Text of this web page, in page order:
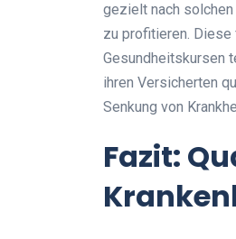
gezielt nach solchen
zu profitieren. Diese
Gesundheitskursen
ihren Versicherten
Senkung von
Fazit: